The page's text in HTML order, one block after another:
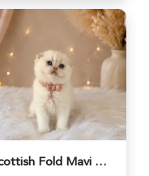
Scottish Fold Mavi Gözlü Minnoş - 4644